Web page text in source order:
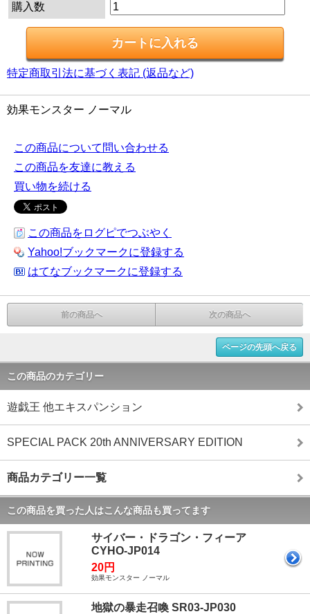
購入数
特定商取引法に基づく表記 (返品など)
効果モンスター ノーマル
この商品について問い合わせる
この商品を友達に教える
買い物を続ける
この商品をログピでつぶやく
Yahoo!ブックマークに登録する
はてなブックマークに登録する
前の商品へ 次の商品へ
ページの先頭へ戻る
この商品のカテゴリー
遊戯王 他エキスパンション
SPECIAL PACK 20th ANNIVERSARY EDITION
商品カテゴリー一覧
この商品を買った人はこんな商品も買ってます
サイバー・ドラゴン・フィーア
CYHO-JP014
20円
効果モンスター ノーマル
地獄の暴走召喚 SR03-JP030